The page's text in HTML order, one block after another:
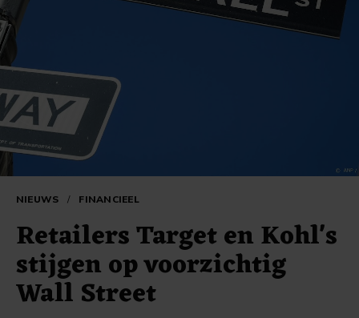
NIEUWS / FINANCIEEL
Retailers Target en Kohl's
stijgen op voorzichtig
Wall Street